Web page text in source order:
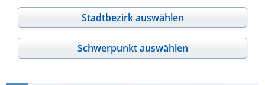
Stadtbezirk auswählen
Schwerpunkt auswählen